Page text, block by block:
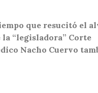
que resucitó el
“legisladora” Corte
Nacho Cuervo